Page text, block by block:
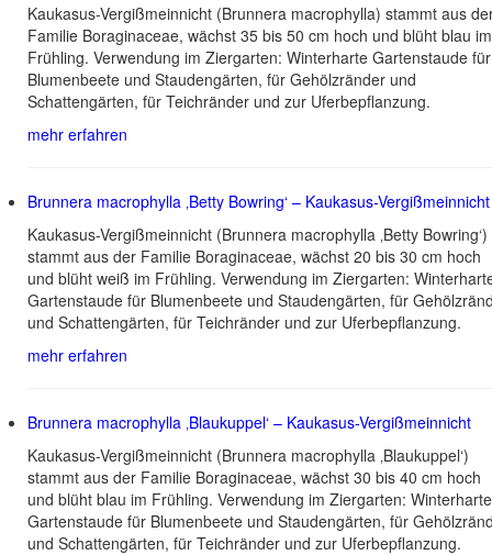
Kaukasus-Vergißmeinnicht (Brunnera macrophylla) stammt aus
Familie Boraginaceae, wächst 35 bis 50 cm hoch und blüht blau im
Frühling. Verwendung im Ziergarten: Winterharte Gartenstaude für
Blumenbeete und Staudengärten, für Gehölzränder und
Schattengärten, für Teichränder und zur Uferbepflanzung.
mehr erfahren
Brunnera macrophylla ‚Betty Bowring‘ – Kaukasus-Vergißmeinnicht
Kaukasus-Vergißmeinnicht (Brunnera macrophylla ‚Betty Bowring‘)
stammt aus der Familie Boraginaceae, wächst 20 bis 30 cm hoch
und blüht weiß im Frühling. Verwendung im Ziergarten:
Gartenstaude für Blumenbeete und Staudengärten, für
und Schattengärten, für Teichränder und zur Uferbepflanzung.
mehr erfahren
Brunnera macrophylla ‚Blaukuppel‘ – Kaukasus-Vergißmeinnicht
Kaukasus-Vergißmeinnicht (Brunnera macrophylla ‚Blaukuppel‘)
stammt aus der Familie Boraginaceae, wächst 30 bis 40 cm hoch
und blüht blau im Frühling. Verwendung im Ziergarten: Winterharte
Gartenstaude für Blumenbeete und Staudengärten, für
und Schattengärten, für Teichränder und zur Uferbepflanzung.